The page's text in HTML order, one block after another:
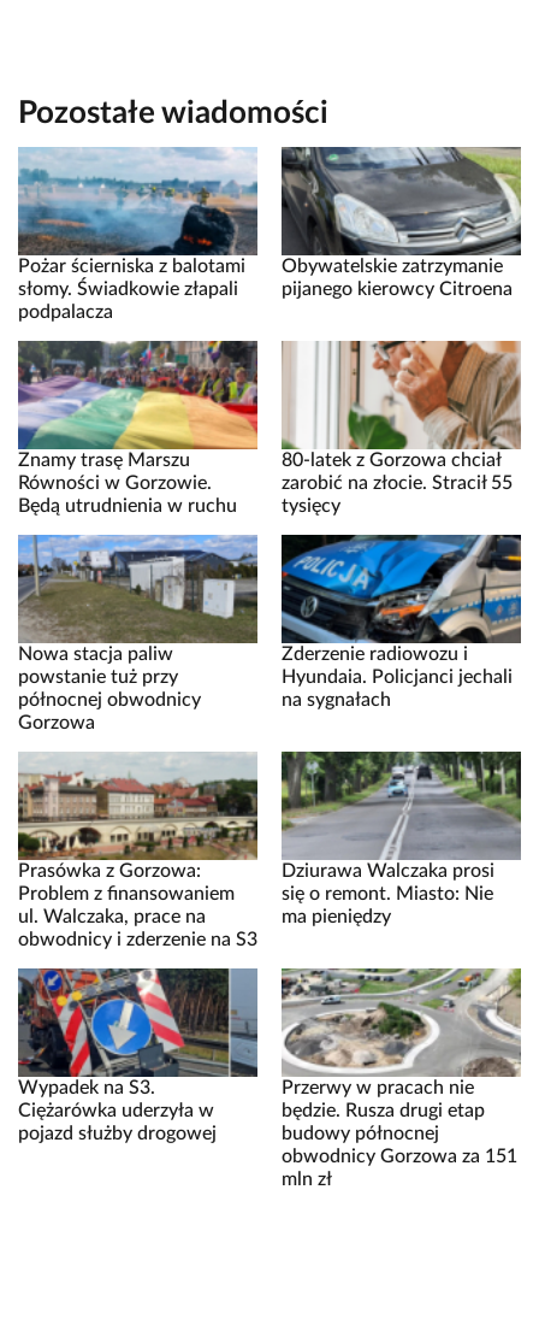
Pozostałe wiadomości
Pożar ścierniska z balotami
słomy. Świadkowie złapali
podpalacza
Obywatelskie zatrzymanie
pijanego kierowcy Citroena
Znamy trasę Marszu
Równości w Gorzowie.
Będą utrudnienia w ruchu
80-latek z Gorzowa chciał
zarobić na złocie. Stracił 55
tysięcy
Nowa stacja paliw
powstanie tuż przy
północnej obwodnicy
Gorzowa
Zderzenie radiowozu i
Hyundaia. Policjanci jechali
na sygnałach
Prasówka z Gorzowa:
Problem z finansowaniem
ul. Walczaka, prace na
obwodnicy i zderzenie na S3
Dziurawa Walczaka prosi
się o remont. Miasto: Nie
ma pieniędzy
Wypadek na S3.
Ciężarówka uderzyła w
pojazd służby drogowej
Przerwy w pracach nie
będzie. Rusza drugi etap
budowy północnej
obwodnicy Gorzowa za 151
mln zł